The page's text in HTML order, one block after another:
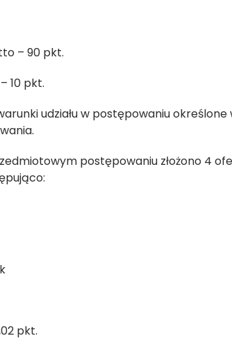
– 90 pkt.
10 pkt.
udziału w postępowaniu określone
postępowaniu złożono 4
pkt.